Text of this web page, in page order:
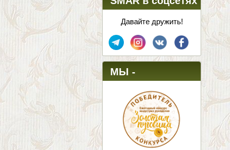
Давайте дружить!
МЫ -
ПОБЕДИТЕЛИ!